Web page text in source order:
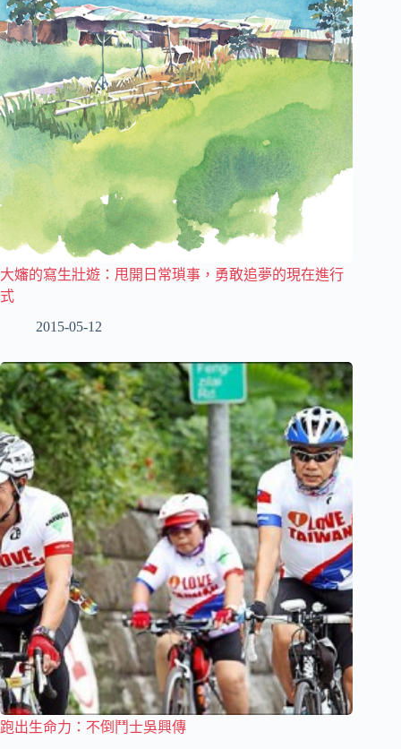
大嬸的寫生壯遊：甩開日常瑣事，勇敢追夢的現在進行
式
2015-05-12
跑出生命力：不倒鬥士吳興傳